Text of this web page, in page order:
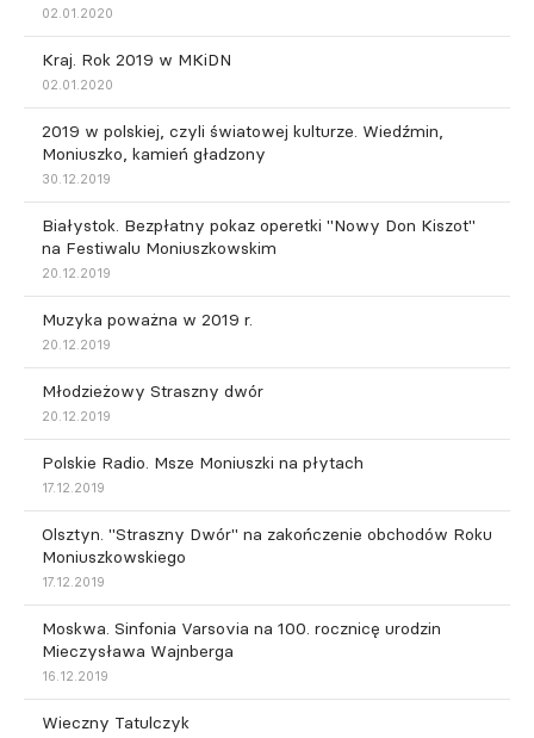
02.01.2020
Kraj. Rok 2019 w MKiDN
02.01.2020
2019 w polskiej, czyli światowej kulturze. Wiedźmin,
Moniuszko, kamień gładzony
30.12.2019
Białystok. Bezpłatny pokaz operetki "Nowy Don Kiszot"
na Festiwalu Moniuszkowskim
20.12.2019
Muzyka poważna w 2019 r.
20.12.2019
Młodzieżowy Straszny dwór
20.12.2019
Polskie Radio. Msze Moniuszki na płytach
17.12.2019
Olsztyn. "Straszny Dwór" na zakończenie obchodów Roku
Moniuszkowskiego
17.12.2019
Moskwa. Sinfonia Varsovia na 100. rocznicę urodzin
Mieczysława Wajnberga
16.12.2019
Wieczny Tatulczyk